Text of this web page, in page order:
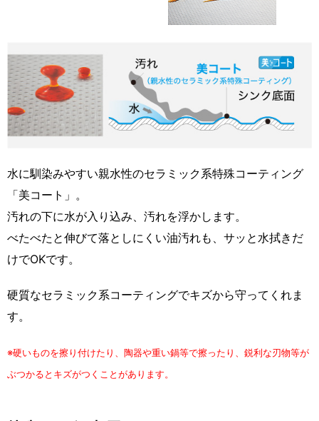
水に馴染みやすい親水性のセラミック系特殊コーティング
「美コート」。
汚れの下に水が入り込み、汚れを浮かします。
べたべたと伸びて落としにくい油汚れも、サッと水拭きだ
けでOKです。
硬質なセラミック系コーティングでキズから守ってくれま
す。
※硬いものを擦り付けたり、陶器や重い鍋等で擦ったり、鋭利な刃物等が
ぶつかるとキズがつくことがあります。